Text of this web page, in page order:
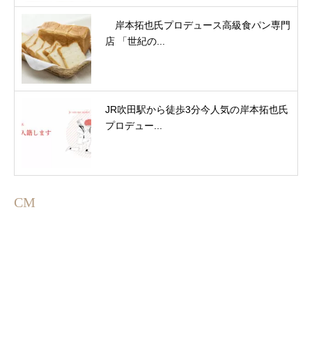
岸本拓也氏プロデュース高級食パン専門
店 「世紀の...
JR吹田駅から徒歩3分今人気の岸本拓也氏
プロデュー...
CM